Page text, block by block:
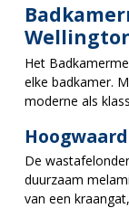
Het
elke badkamer.
moderne als
De
duurzaam
van een